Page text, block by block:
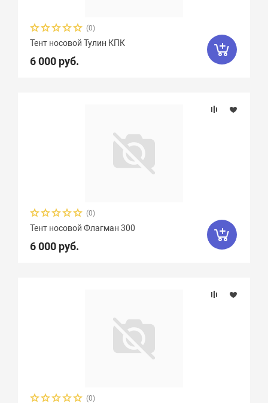
(0)
Тент носовой Тулин КПК
6 000 руб.
(0)
Тент носовой Флагман 300
6 000 руб.
(0)